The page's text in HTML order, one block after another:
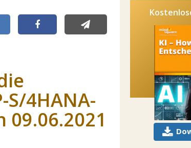
4HANA-